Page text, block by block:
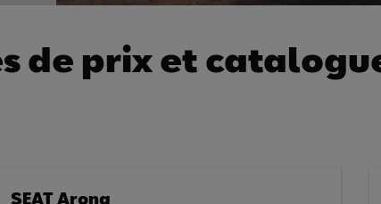
de prix et
SEAT Arona